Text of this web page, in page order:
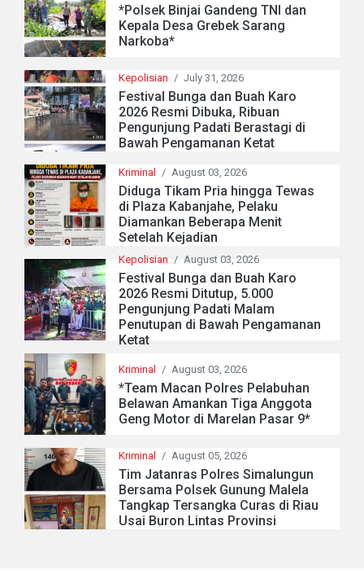
*Polsek Binjai Gandeng TNI dan
Kepala Desa Grebek Sarang
Narkoba*
Kepolisian / July 31, 2026
Festival Bunga dan Buah Karo
2026 Resmi Dibuka, Ribuan
Pengunjung Padati Berastagi di
Bawah Pengamanan Ketat
Kriminal / August 03, 2026
Diduga Tikam Pria hingga Tewas
di Plaza Kabanjahe, Pelaku
Diamankan Beberapa Menit
Setelah Kejadian
Kepolisian / August 03, 2026
Festival Bunga dan Buah Karo
2026 Resmi Ditutup, 5.000
Pengunjung Padati Malam
Penutupan di Bawah Pengamanan
Ketat
Kriminal / August 03, 2026
*Team Macan Polres Pelabuhan
Belawan Amankan Tiga Anggota
Geng Motor di Marelan Pasar 9*
Kriminal / August 05, 2026
Tim Jatanras Polres Simalungun
Bersama Polsek Gunung Malela
Tangkap Tersangka Curas di Riau
Usai Buron Lintas Provinsi